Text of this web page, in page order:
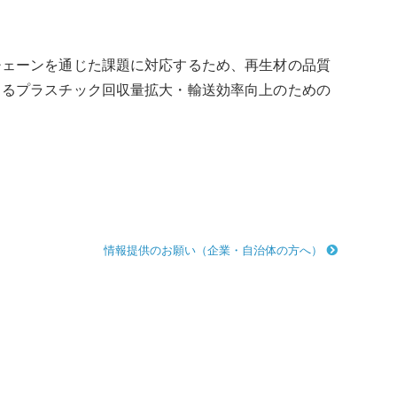
ーンを通じた課題に対応するため、再生材の品質
プラスチック回収量拡大・輸送効率向上のための
情報提供のお願い（企業・自治体の方へ）